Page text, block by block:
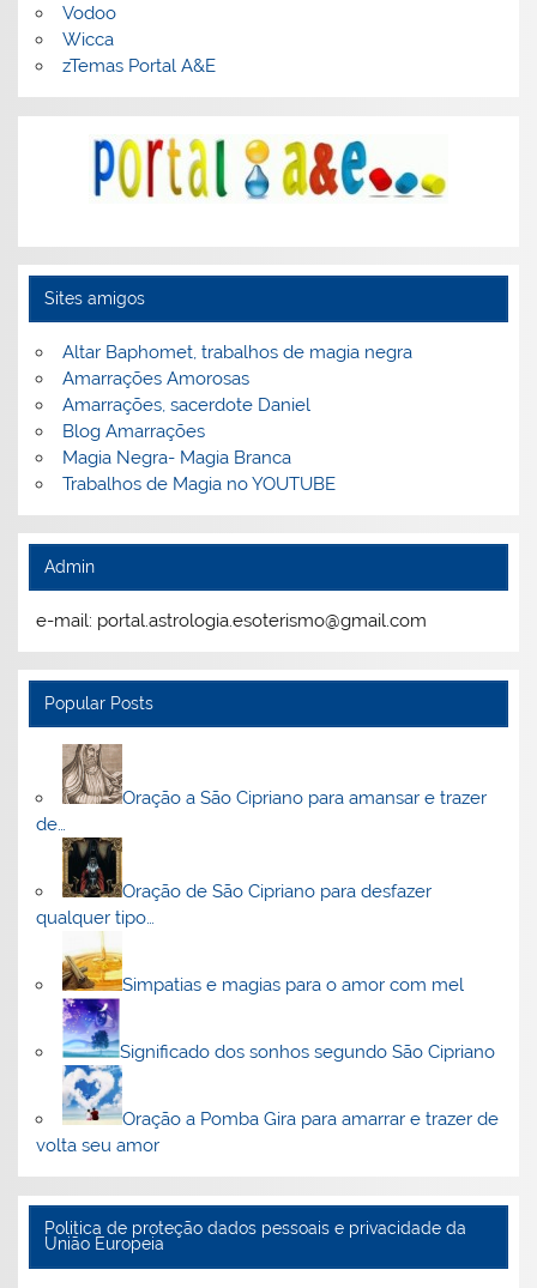
Vodoo
Wicca
zTemas Portal A&E
Sites amigos
Altar Baphomet, trabalhos de magia negra
Amarrações Amorosas
Amarrações, sacerdote Daniel
Blog Amarrações
Magia Negra- Magia Branca
Trabalhos de Magia no YOUTUBE
Admin
e-mail: portal.astrologia.esoterismo@gmail.com
Popular Posts
Oração a São Cipriano para amansar e trazer
de…
Oração de São Cipriano para desfazer
qualquer tipo…
Simpatias e magias para o amor com mel
Significado dos sonhos segundo São Cipriano
Oração a Pomba Gira para amarrar e trazer de
volta seu amor
Politica de proteção dados pessoais e privacidade da
União Europeia